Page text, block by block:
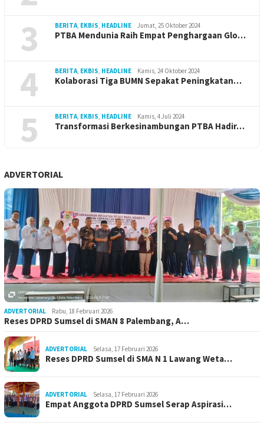
3
BERITA EKBIS HEADLINE Jumat, 25 Oktober 2024
PTBA Mendunia Raih Empat Penghargaan Glo…
4 BERITA EKBIS HEADLINE Kamis, 24 Oktober 2024
Kolaborasi Tiga BUMN Sepakat Peningkatan…
5 BERITA EKBIS HEADLINE Kamis, 4 Juli 2024
Transformasi Berkesinambungan PTBA Hadir…
ADVERTORIAL
ADVERTORIAL Rabu, 18 Februari 2026
Reses DPRD Sumsel di SMAN 8 Palembang, A…
ADVERTORIAL Selasa, 17 Februari 2026
Reses DPRD Sumsel di SMA N 1 Lawang Weta…
ADVERTORIAL Selasa, 17 Februari 2026
Empat Anggota DPRD Sumsel Serap Aspirasi…